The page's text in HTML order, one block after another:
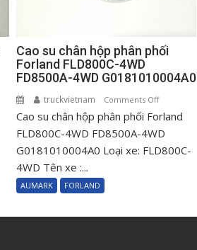
Cao su chân hộp phân phối
Forland FLD800C-4WD
FD8500A-4WD G0181010004A0
truckvietnam Comments Offon
Cao
su
chân
Cao su chân hộp phân phối Forland
FLD800C-4WD FD8500A-4WD
G0181010004A0 Loại xe: FLD800C-
4WD Tên xe :...
AUMARK FORLAND